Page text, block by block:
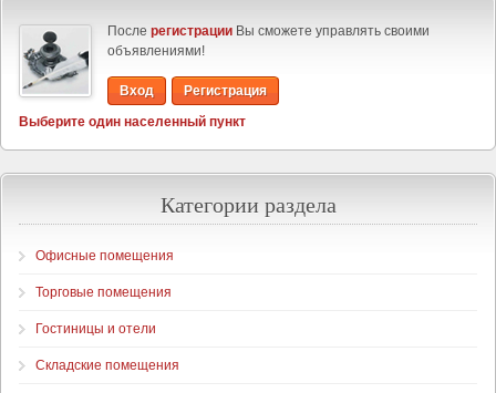
После регистрации Вы сможете управлять своими
объявлениями!
Вход
Регистрация
Выберите один населенный пункт
Категории раздела
Офисные помещения
Торговые помещения
Гостиницы и отели
Складские помещения